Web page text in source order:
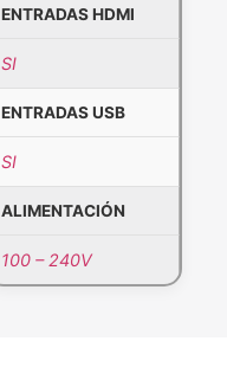
ENTRADAS HDMI
SI
ENTRADAS USB
SI
ALIMENTACIÓN
100 – 240V